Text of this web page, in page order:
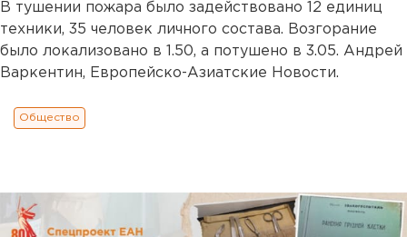
В тушении пожара было задействовано 12 единиц
техники, 35 человек личного состава. Возгорание
было локализовано в 1.50, а потушено в 3.05. Андрей
Варкентин, Европейско-Азиатские Новости.
Общество